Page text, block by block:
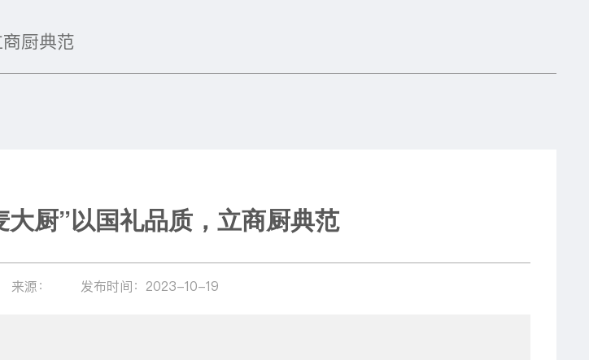
厨典范
大厨”以国礼品质，立商厨典范
来源： 发布时间：2023-10-19